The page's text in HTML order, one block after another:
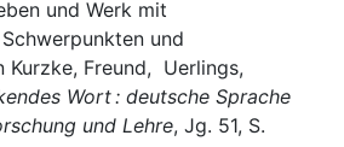
und Werk mit
und
Kurzke, Freund, Uerlings,
Wort : deutsche Sprache
und Lehre, Jg. 51, S.